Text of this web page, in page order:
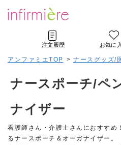
注文履歴 お気に
アンファミエTOP > ナースグッズ/
ナースポーチ/ペ
ナイザー
看護師さん・介護士さんにおすすめ
るナースポーチ＆オーガナイザー。